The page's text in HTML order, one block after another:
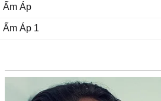
Ấm Áp
Ấm Áp 1